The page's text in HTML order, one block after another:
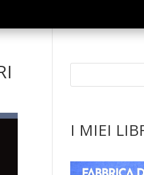
I MIEI